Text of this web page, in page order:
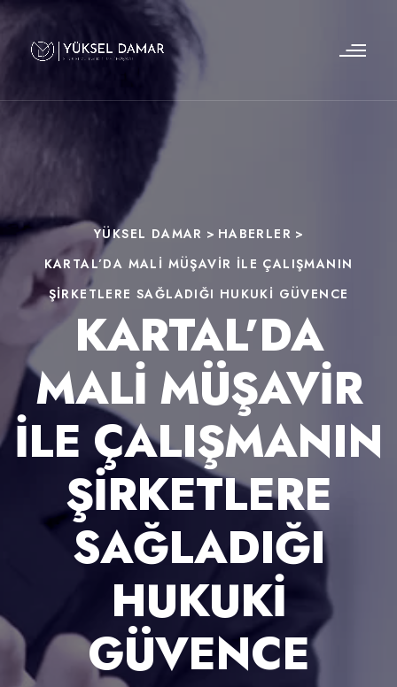
YÜKSEL DAMAR > HABERLER >
KARTAL’DA MALI MÜŞAVIR ILE ÇALIŞMANIN
ŞIRKETLERE SAĞLADIĞI HUKUKI GÜVENCE
KARTAL’DA
MALI MÜŞAVIR
ILE ÇALIŞMANIN
ŞIRKETLERE
SAĞLADIĞI
HUKUKI
GÜVENCE